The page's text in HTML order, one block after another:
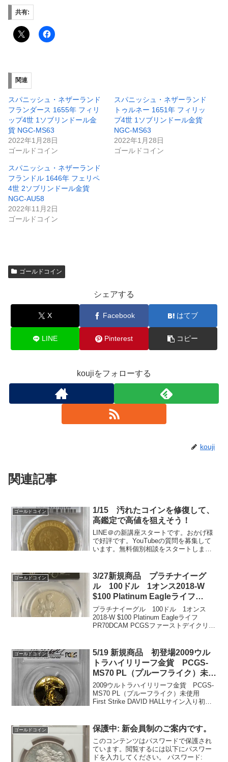
共有:
関連
スパニッシュ・ネザーランド
フランダース 1655年 フィリ
ップ4世 1ソブリンドール金
貨 NGC-MS63
2022年1月28日
ゴールドコイン
スパニッシュ・ネザーランド
トゥルネー 1651年 フィリッ
プ4世 1ソブリンドール金貨
NGC-MS63
2022年1月28日
ゴールドコイン
スパニッシュ・ネザーランド
フランドル 1646年 フェリペ
4世 2ソブリンドール金貨
NGC-AU58
2022年11月2日
ゴールドコイン
ゴールドコイン
シェアする
X Facebook はてブ
LINE Pinterest コピー
koujiをフォローする
kouji
関連記事
ゴールドコイン
1/15 汚れたコインを修復して、
高鑑定で高値を狙えそう！
LINE＠の新講座スタートです。おかげ様
で好評です。YouTubeの質問を募集して
います。無料個別相談をスタートしまし
が多いので、水、木、日曜に1日2名のみ
受け付けてお...
ゴールドコイン
3/27新規商品 プラチナイーグ
ル 100ドル 1オンス2018-W
$100 Platinum Eagleライフ
PR70DCAM PCGSファーストデ
イクリーブランド サイン入り
プラチナイーグル 100ドル 1オンス
2018-W $100 Platinum Eagleライフ
PR70DCAM PCGSファーストデイクリー
重量 31...
ゴールドコイン
5/19 新規商品 初登場2009ウル
トラハイリリーフ金貨 PCGS-
MS70 PL（プルーフライク）未使
用 First Strike DAVID HALLサ
イン入り
2009ウルトラハイリリーフ金貨 PCGS-
MS70 PL（プルーフライク）未使用
First Strike DAVID HALLサイン入り初登
イーグル 1999...
ゴールドコイン 保護中: 新会員制のご案内です。
このコンテンツはパスワードで保護され
ています。閲覧するには以下にパスワー
ドを入力してください。 パスワード: